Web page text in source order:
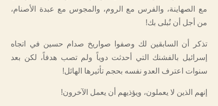
مع الصهاينة، والفرس مع الروم، والمجوس مع عبدة الأصنام،
من أجل أن نُبلى بك!
تذكر أن السابقين لك وصفوا صواريخ صدام حسين في اتجاه
إسرائيل بالفشنك التي أحدثت دوياً ولم تصب هدفاً، لكن بعد
سنوات اعترف العدو نفسه بحجم تأثيرها الهائل!
إنهم الذين لا يعملون، ويؤذيهم أن يعمل الآخرون!